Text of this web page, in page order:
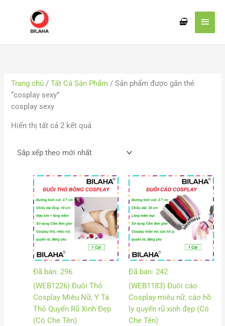
Trang chủ /Tất Cả Sản Phẩm / Sản phẩm được gắn thẻ
“cosplay sexy”
cosplay sexy
Hiển thị tất cả 2 kết quả
theo
Đã bán: 296
(WEB1226) Đuôi Thỏ
Cosplay Miêu Nữ, Y Tá
Thỏ Quyến Rũ Xinh Đẹp
(Có Che Tên)
Khoảng
giá:
từ
55.000 VND
đến
65.000 VND
Đã bán: 242
(WEB1183) Đuôi cáo
Cosplay miêu nữ, cáo hồ
ly quyến rũ xinh đẹp (Có
Che Tên)
Khoảng
giá:
đến
75.000